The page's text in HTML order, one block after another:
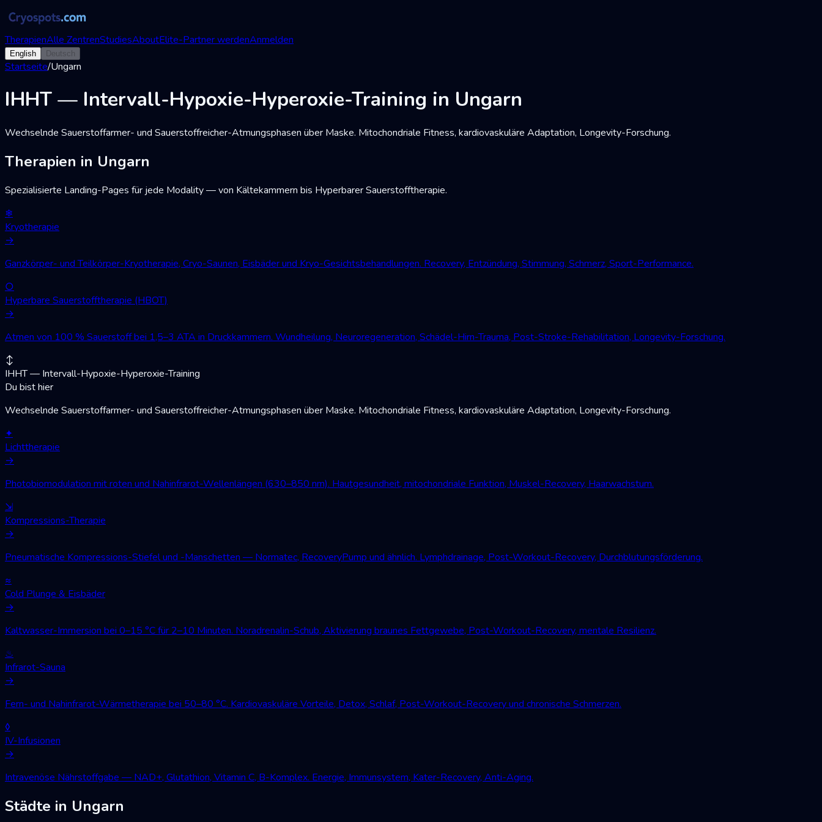
TherapienAlle ZentrenStudiesAboutElite-Partner werdenAnmelden
English Deutsch
Startseite/Ungarn
IHHT — Intervall-Hypoxie-Hyperoxie-Training in Ungarn
Wechselnde Sauerstoffarmer- und Sauerstoffreicher-Atmungsphasen über Maske. Mitochondriale Fitness, kardiovaskuläre Adaptation, Longevity-Forschung.
Therapien in Ungarn
Spezialisierte Landing-Pages für jede Modality — von Kältekammern bis Hyperbarer Sauerstofftherapie.
❄
Kryotherapie
→
Ganzkörper- und Teilkörper-Kryotherapie, Cryo-Saunen, Eisbäder und Kryo-Gesichtsbehandlungen. Recovery, Entzündung, Stimmung, Schmerz, Sport-Performance.
○
Hyperbare Sauerstofftherapie (HBOT)
→
Atmen von 100 % Sauerstoff bei 1,5–3 ATA in Druckkammern. Wundheilung, Neuroregeneration, Schädel-Hirn-Trauma, Post-Stroke-Rehabilitation, Longevity-Forschung.
↕
IHHT — Intervall-Hypoxie-Hyperoxie-Training
Du bist hier
Wechselnde Sauerstoffarmer- und Sauerstoffreicher-Atmungsphasen über Maske. Mitochondriale Fitness, kardiovaskuläre Adaptation, Longevity-Forschung.
✦
Lichttherapie
→
Photobiomodulation mit roten und Nahinfrarot-Wellenlängen (630–850 nm). Hautgesundheit, mitochondriale Funktion, Muskel-Recovery, Haarwachstum.
⇲
Kompressions-Therapie
→
Pneumatische Kompressions-Stiefel und -Manschetten — Normatec, RecoveryPump und ähnlich. Lymphdrainage, Post-Workout-Recovery, Durchblutungsförderung.
≈
Cold Plunge & Eisbäder
→
Kaltwasser-Immersion bei 0–15 °C für 2–10 Minuten. Noradrenalin-Schub, Aktivierung braunes Fettgewebe, Post-Workout-Recovery, mentale Resilienz.
♨
Infrarot-Sauna
→
Fern- und Nahinfrarot-Wärmetherapie bei 50–80 °C. Kardiovaskuläre Vorteile, Detox, Schlaf, Post-Workout-Recovery und chronische Schmerzen.
◊
IV-Infusionen
→
Intravenöse Nährstoffgabe — NAD+, Glutathion, Vitamin C, B-Komplex. Energie, Immunsystem, Kater-Recovery, Anti-Aging.
Städte in Ungarn